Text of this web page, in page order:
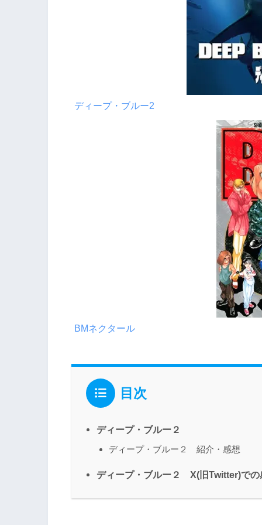
ディープ・ブルー2
BMネクタール
目次
ディープ・ブルー２
ディープ・ブルー２ 紹介・感想
ディープ・ブルー２ X(旧Twitter)での